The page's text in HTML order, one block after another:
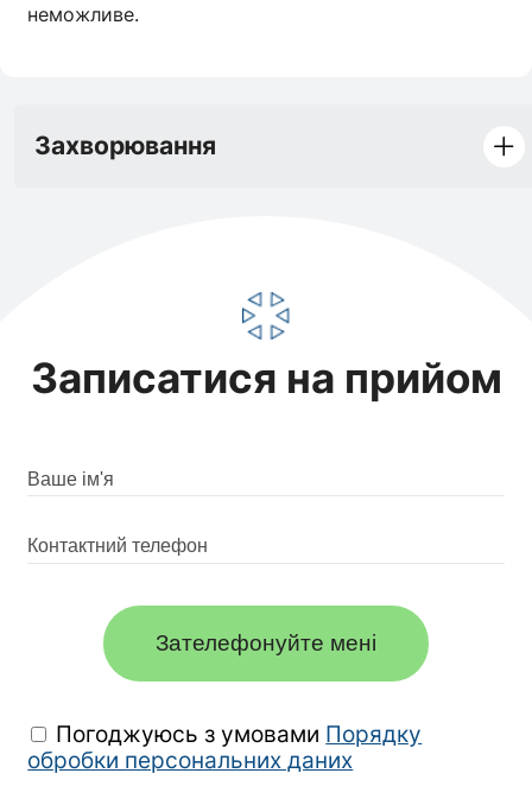
неможливе.
Захворювання
Записатися на прийом
Зателефонуйте мені
Погоджуюсь з умовами Порядку
обробки персональних даних